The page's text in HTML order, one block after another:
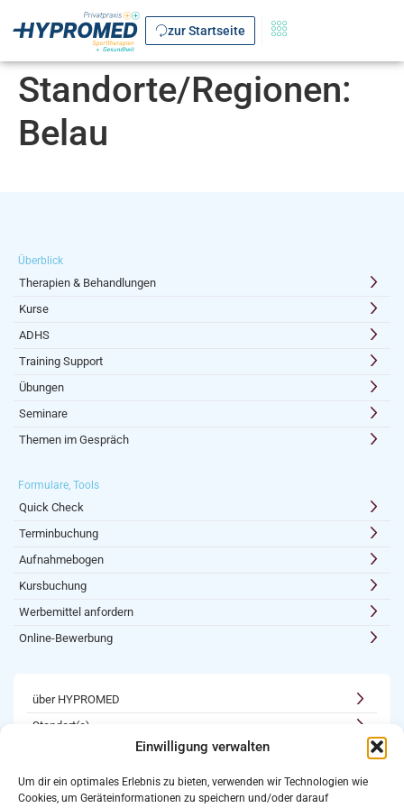
Einwilligung verwalten
Um dir ein optimales Erlebnis zu bieten, verwenden wir Technologien wie
Cookies, um Geräteinformationen zu speichern und/oder darauf
zur Startseite
Standorte/Regionen:
Belau
Überblick
Therapien & Behandlungen
Kurse
ADHS
Training Support
Übungen
Seminare
Themen im Gespräch
Formulare, Tools
Quick Check
Terminbuchung
Aufnahmebogen
Kursbuchung
Werbemittel anfordern
Online-Bewerbung
über HYPROMED
Standort(e)
Karriere
Newsletter